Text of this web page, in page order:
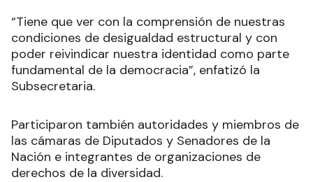
“Tiene que ver con la comprensión de nuestras
condiciones de desigualdad estructural y con
poder reivindicar nuestra identidad como parte
fundamental de la democracia”, enfatizó la
Subsecretaria.
Participaron también autoridades y miembros de
las cámaras de Diputados y Senadores de la
Nación e integrantes de organizaciones de
derechos de la diversidad.